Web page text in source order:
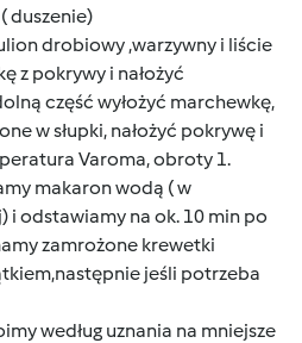
duszenie)
drobiowy ,warzywny i liście
z pokrywy i nałożyć
część wyłożyć marchewkę,
w słupki, nałożyć pokrywę i
Varoma, obroty 1.
makaron wodą ( w
odstawiamy na ok. 10 min po
zamrożone krewetki
jeśli potrzeba
według uznania na mniejsze